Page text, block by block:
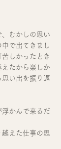
むかしの思い
で出てきまし
しかったとき
えたから楽しか
思い出を振り返
浮かんで来るだ
えた仕事の思